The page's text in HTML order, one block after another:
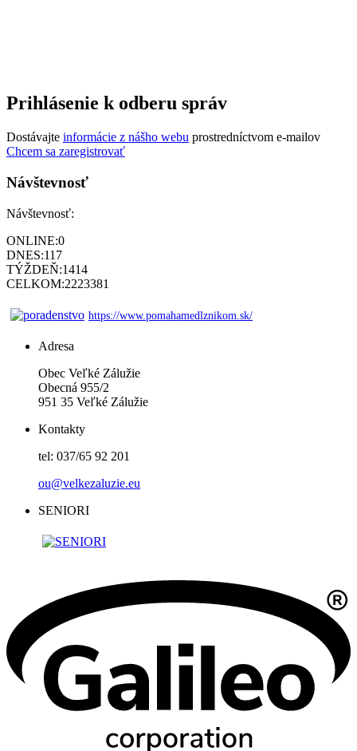
Prihlásenie k odberu správ
Dostávajte informácie z nášho webu prostredníctvom e-mailov
Chcem sa zaregistrovať
Návštevnosť
Návštevnosť:
ONLINE:0
DNES:117
TÝŽDEŇ:1414
CELKOM:2223381
https://www.pomahamedlznikom.sk/
Adresa
Obec Veľké Zálužie
Obecná 955/2
951 35 Veľké Zálužie
Kontakty
tel: 037/65 92 201
ou@velkezaluzie.eu
SENIORI